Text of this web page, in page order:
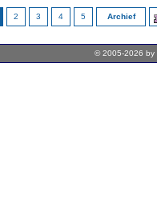
2 3 4 5 Archief
© 2005-2026 by